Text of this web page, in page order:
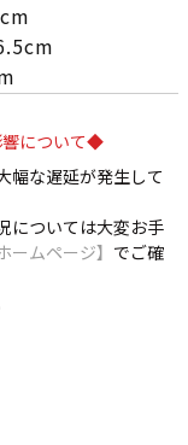
について◆
幅な遅延が発生して
については大変お手
ームページ】 でご確